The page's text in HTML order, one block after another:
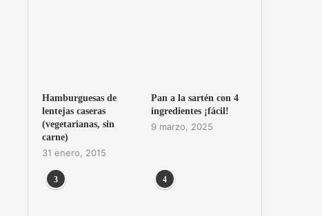
Hamburguesas de
lentejas caseras
(vegetarianas, sin
carne)
31 enero, 2015
Pan a la sartén con 4
ingredientes ¡fácil!
9 marzo, 2025
3 4